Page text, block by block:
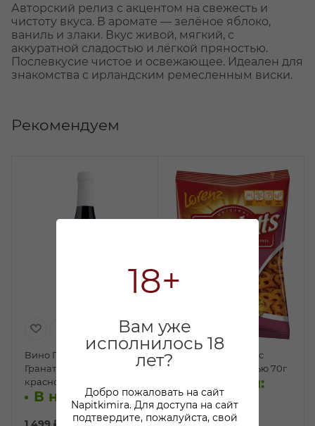
18+
Вам уже
исполнилось 18
лет?
Добро пожаловать на сайт
Napitkimira. Для доступа на сайт
подтвердите, пожалуйста, свой
Авторский релиз с акцентом на свежесть и
чистоту вкуса. В аромате — зелёное яблоко,
ваниль и злаки. Вкус живой, мягкий, с
аккуратной сладостью и лёгкой пряностью.
Послевкусие чистое и освежающее. Идеален для
знакомства с ирландским ремесленным виски.
Рекомендуем
Вино Принчипе Ди
Гранатей Неро Д'авола
красное полусухое 0,75л
В наличии:
Крендель Лоренц с
чесноком и зеленью 70г
В наличии: